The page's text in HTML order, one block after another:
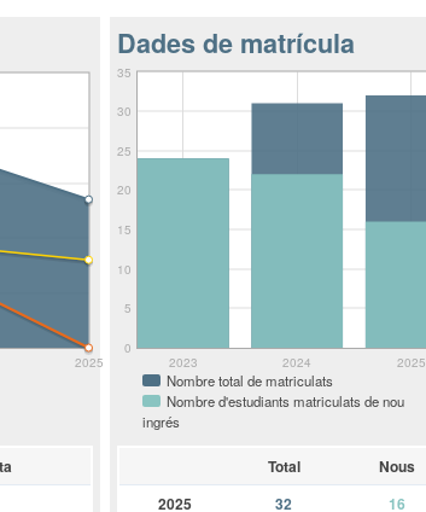
Dades de matrícula
2023 2024 2025
0
5
10
15
20
25
30
35
Nombre total de matriculats
Nombre d'estudiants matriculats de nou
ingrés
Total
Nous
2025
32
16
2025